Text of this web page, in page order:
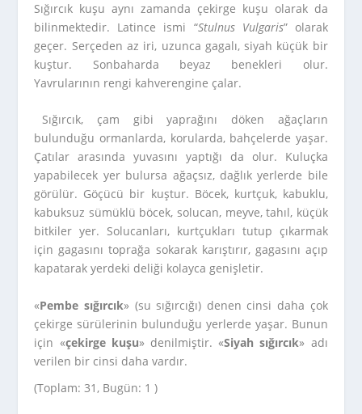
Sığırcık kuşu aynı zamanda çekirge kuşu olarak da
bilinmektedir. Latince ismi “Stulnus Vulgaris” olarak
geçer. Serçeden az iri, uzunca gagalı, siyah küçük bir
kuştur. Sonbaharda beyaz benekleri olur.
Yavrularının rengi kahverengine çalar.
Sığırcık, çam gibi yaprağını döken ağaçların
bulunduğu ormanlarda, korularda, bahçelerde yaşar.
Çatılar arasında yuvasını yaptığı da olur. Kuluçka
yapabilecek yer bulursa ağaçsız, dağlık yerlerde bile
görülür. Göçücü bir kuştur. Böcek, kurtçuk, kabuklu,
kabuksuz sümüklü böcek, solucan, meyve, tahıl, küçük
bitkiler yer. Solucanları, kurtçukları tutup çıkarmak
için gagasını toprağa sokarak karıştırır, gagasını açıp
kapatarak yerdeki deliği kolayca genişletir.
«Pembe sığırcık» (su sığırcığı) denen cinsi daha çok
çekirge sürülerinin bulunduğu yerlerde yaşar. Bunun
için «çekirge kuşu» denilmiştir. «Siyah sığırcık» adı
verilen bir cinsi daha vardır.
(Toplam: 31, Bugün: 1 )